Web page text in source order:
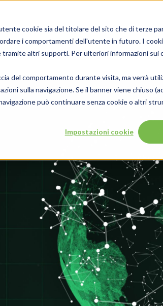
cookie sia del titolare del sito che di terze
i comportamenti dell'utente in futuro. I
altri supporti. Per ulteriori informazioni sui
del comportamento durante visita, ma verrà
sulla navigazione. Se il banner viene chiuso
può continuare senza cookie o altri
Impostazioni cookie